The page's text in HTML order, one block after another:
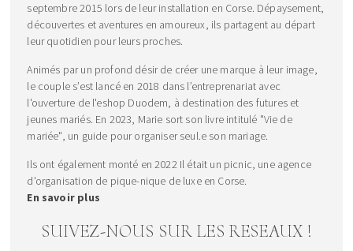
septembre 2015 lors de leur installation en Corse. Dépaysement,
découvertes et aventures en amoureux, ils partagent au départ
leur quotidien pour leurs proches.
Animés par un profond désir de créer une marque à leur image,
le couple s’est lancé en 2018 dans l’entreprenariat avec
l'ouverture de l'eshop Duodem, à destination des futures et
jeunes mariés. En 2023, Marie sort son livre intitulé "Vie de
mariée", un guide pour organiser seul.e son mariage.
Ils ont également monté en 2022 Il était un picnic, une agence
d'organisation de pique-nique de luxe en Corse.
En savoir plus
SUIVEZ-NOUS SUR LES RESEAUX !